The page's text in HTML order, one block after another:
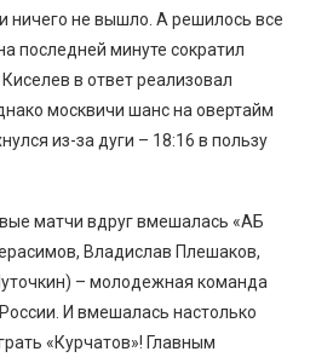
ничего не вышло. А решилось все
последней минуте сократил
в ответ реализовал
москвичи шанс на овертайм
из-за дуги – 18:16 в пользу
матчи вдруг вмешалась «АБ
Владислав Плешаков,
– молодежная команда
И вмешалась настолько
«Курчатов»! Главным